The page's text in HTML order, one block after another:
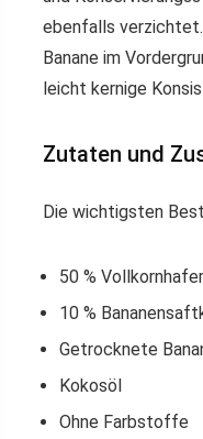
ebenfalls
Banane im
leicht kernige
Zutaten und
Die wichtigsten
50 %
10 %
Getrocknete
Kokosöl
Ohne Farbstoffe